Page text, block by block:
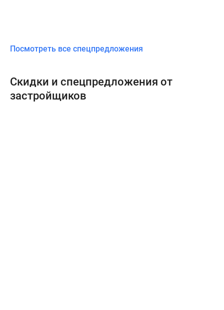
Посмотреть все спецпредложения
Скидки и спецпредложения от
застройщиков